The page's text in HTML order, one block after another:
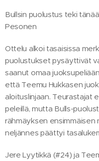
Bullsin puolustus teki
Pesonen
Ottelu alkoi tasaisissa
puolustukset pysäyttivät
saanut omaa
että Teemu Hukkasen
aloituslinjaan. Teurastajat
peleillä, mutta Bulls-
rähmäyksen ensimmäisen
neljännes päättyi
Jere Lyytikkä (#24) ja